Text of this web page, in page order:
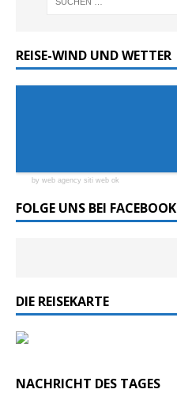
REISE-WIND UND WETTER
by web agency siti web ok
FOLGE UNS BEI FACEBOOK
DIE REISEKARTE
NACHRICHT DES TAGES